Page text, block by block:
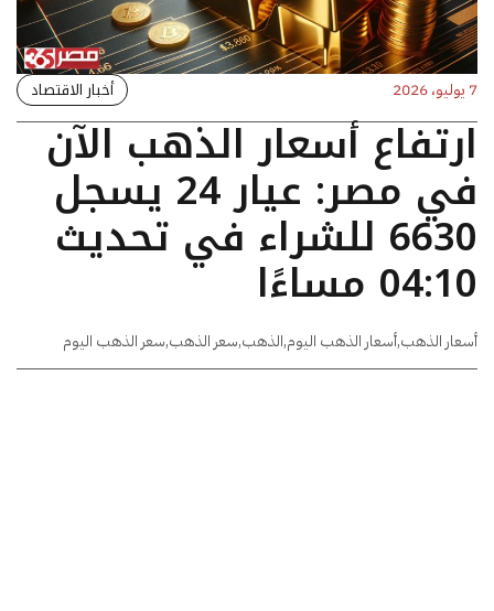
7 يوليو، 2026 أخبار الاقتصاد
ارتفاع أسعار الذهب الآن
في مصر: عيار 24 يسجل
6630 للشراء في تحديث
04:10 مساءًا
أسعار الذهب,أسعار الذهب اليوم,الذهب,سعر الذهب,سعر الذهب اليوم